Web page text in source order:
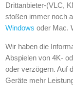
Drittanbieter-(VLC,
stoßen immer noch
Windowsoder Mac.
Wir haben die
Abspielen von 4K-
oder verzögern. Auf
Geräte mehr